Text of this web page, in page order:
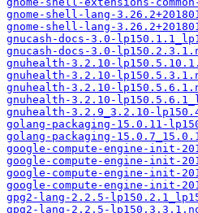
gnome-shell-lang-
gnome-shell-lang-
gnucash-docs-3.0-
gnucash-docs-3.0-
gnuhealth-3.2.10-
gnuhealth-3.2.10-
gnuhealth-3.2.10-
gnuhealth-3.2.10-
gnuhealth-3.2.9_3.2.10-
golang-packaging-15.0.11-
golang-packaging-
google-compute-engine-init-
google-compute-engine-init-
google-compute-engine-init-
google-compute-engine-init-
gpg2-lang-2.2.5-
gpg2-lang-2.2.5-